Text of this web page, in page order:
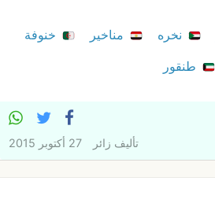
نخره مناخير
خنوفة
طنقور
تأليف زائر 27 أكتوبر 2015